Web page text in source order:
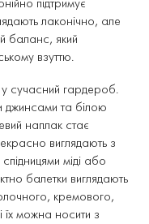
підтримує
лаконічно, але
баланс, який
взуттю.
у сучасний гардероб.
джинсами та білою
наплак стає
виглядають з
міді або
балетки виглядають
кремового,
їх можна носити з